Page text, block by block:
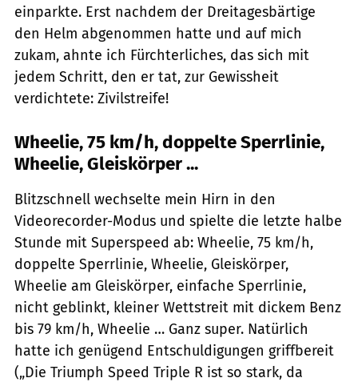
einparkte. Erst nachdem der Dreitagesbärtige
den Helm abgenommen hatte und auf mich
zukam, ahnte ich Fürchterliches, das sich mit
jedem Schritt, den er tat, zur Gewissheit
verdichtete: Zivilstreife!
Wheelie, 75 km/h, doppelte Sperrlinie,
Wheelie, Gleiskörper ...
Blitzschnell wechselte mein Hirn in den
Videorecorder-Modus und spielte die letzte halbe
Stunde mit Superspeed ab: Wheelie, 75 km/h,
doppelte Sperrlinie, Wheelie, Gleiskörper,
Wheelie am Gleiskörper, einfache Sperrlinie,
nicht geblinkt, kleiner Wettstreit mit dickem Benz
bis 79 km/h, Wheelie … Ganz super. Natürlich
hatte ich genügend Entschuldigungen griffbereit
(„Die Triumph Speed Triple R ist so stark, da